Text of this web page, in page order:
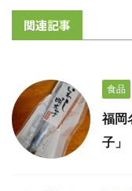
関連記事
食品
福岡
子」